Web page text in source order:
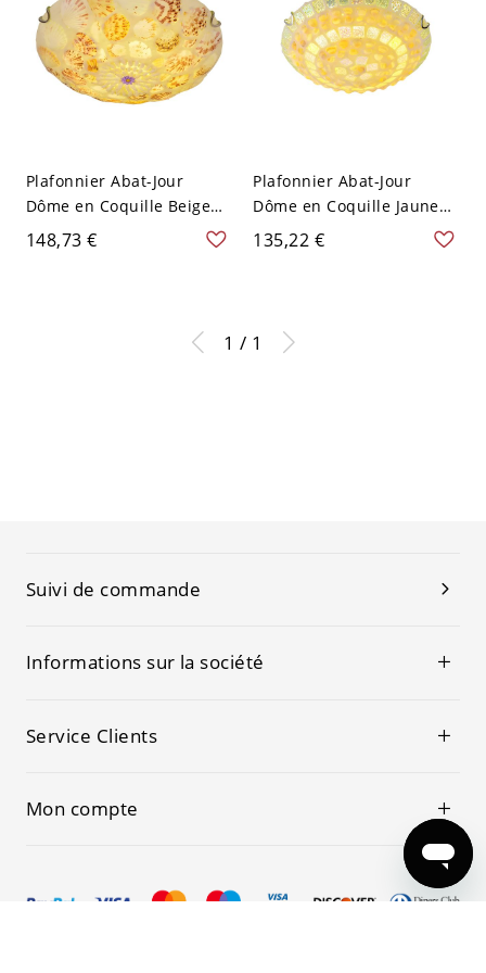
Plafonnier Abat-Jour
Dôme en Coquille Beige
Lampe Encastrée Style
Tiffany - Beige 110 V-120 V
148,73 €
Plafonnier Abat-Jour
Dôme en Coquille Jaune
Lampe Encastrée Style
Tiffany - Jaune 110 V-120
135,22 €
1 / 1
Suivi de commande
Informations sur la société
Service Clients
Mon compte